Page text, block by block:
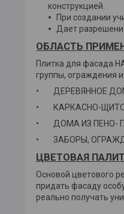
конструкцией.
При создании
Дает
ОБЛАСТЬ
Плитка для фасада
группы, ограждения
• ДЕРЕВЯННОЕ
• КАРКАСНО-
• ДОМА ИЗ ПЕНО-
• ЗАБОРЫ,
ЦВЕТОВАЯ
Основой цветового
придать фасаду
реально получать